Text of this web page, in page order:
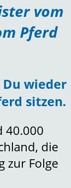
vom
Pferd
wieder
sitzen.
40.000
die
zur Folge